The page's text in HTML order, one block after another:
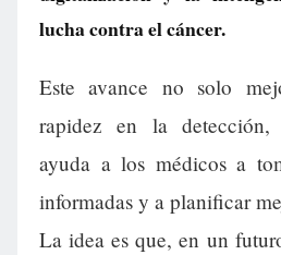
lucha contra el cáncer.
Este avance no solo
rapidez en la
ayuda a los médicos a
informadas y a planificar
La idea es que, en un